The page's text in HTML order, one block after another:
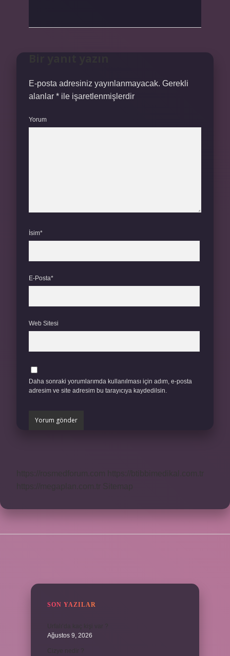
E-posta adresiniz yayınlanmayacak. Gerekli
alanlar * ile işaretlenmişlerdir
Yorum
İsim*
E-Posta*
Web Sitesi
Daha sonraki yorumlarımda kullanılması için adım, e-posta
adresim ve site adresim bu tarayıcıya kaydedilsin.
SON YAZILAR
Ağustos 9, 2026